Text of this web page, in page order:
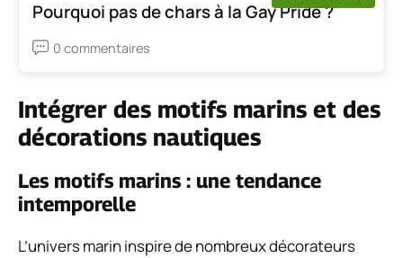
Pourquoi pas de chars à la Gay Pride ?
0 commentaires
Intégrer des motifs marins et des
décorations nautiques
Les motifs marins : une tendance
intemporelle
L’univers marin inspire de nombreux décorateurs